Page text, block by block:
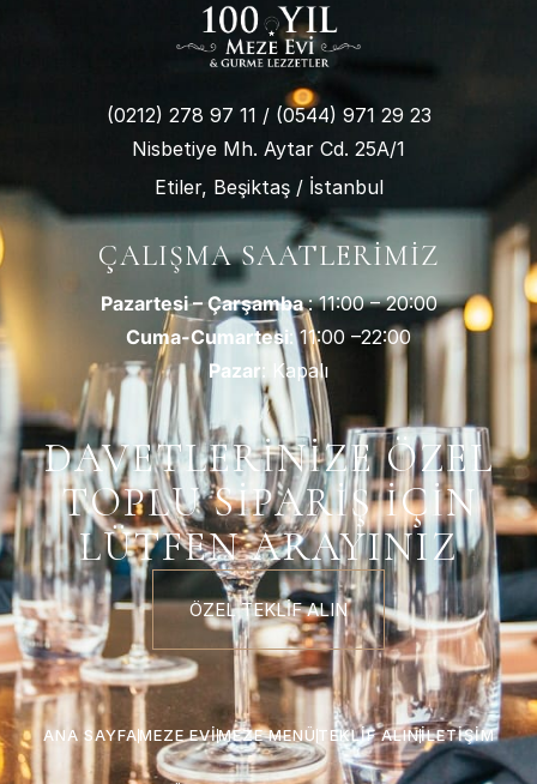
(0212) 278 97 11 / (0544) 971 29 23
Nisbetiye Mh. Aytar Cd. 25A/1
Etiler, Beşiktaş / İstanbul
ÇALIŞMA SAATLERIMIZ
Pazartesi – Çarşamba: 11:00 – 20:00
Cuma-Cumartesi: 11:00 –22:00
Pazar: Kapalı
DAVETLERİNİZE ÖZEL
TOPLU SİPARİŞ İÇİN
LÜTFEN ARAYINIZ
ÖZEL TEKLİF ALIN
ANA SAYFAMEZE EVIMEZE MENÜTEKLIF ALINİLETIŞIM